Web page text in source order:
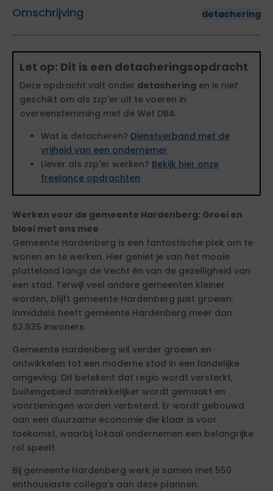
Omschrijving detachering
Let op: Dit is een detacheringsopdracht
Deze opdracht valt onder detachering en is niet
geschikt om als zzp'er uit te voeren in
overeenstemming met de Wet DBA.
Wat is detacheren? Dienstverband met de
vrijheid van een ondernemer
Liever als zzp'er werken? Bekijk hier onze
freelance opdrachten
Werken voor de gemeente Hardenberg: Groei en
bloei met ons mee
Gemeente Hardenberg is een fantastische plek om te
wonen en te werken. Hier geniet je van het mooie
platteland langs de Vecht én van de gezelligheid van
een stad. Terwijl veel andere gemeenten kleiner
worden, blijft gemeente Hardenberg juist groeien.
Inmiddels heeft gemeente Hardenberg meer dan
62.935 inwoners.
Gemeente Hardenberg wil verder groeien en
ontwikkelen tot een moderne stad in een landelijke
omgeving. Dit betekent dat regio wordt versterkt,
buitengebied aantrekkelijker wordt gemaakt en
voorzieningen worden verbeterd. Er wordt gebouwd
aan een duurzame economie die klaar is voor
toekomst, waarbij lokaal ondernemen een belangrijke
rol speelt.
Bij gemeente Hardenberg werk je samen met 550
enthousiaste collega’s aan deze plannen.